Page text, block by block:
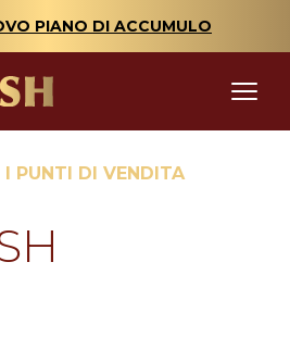
PIANO DI ACCUMULO
PUNTI DI VENDITA